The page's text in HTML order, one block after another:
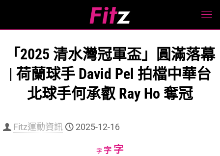
「2025 清水灣冠軍盃」圓滿落幕
| 荷蘭球手 David Pel 拍檔中華台
北球手何承叡 Ray Ho 奪冠
Fitz運動資訊 2025-12-16
字Decrease
字Reset
字Increase